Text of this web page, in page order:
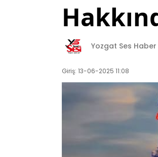
Yozgat Ses Haber
Giriş: 13-06-2025 11:08